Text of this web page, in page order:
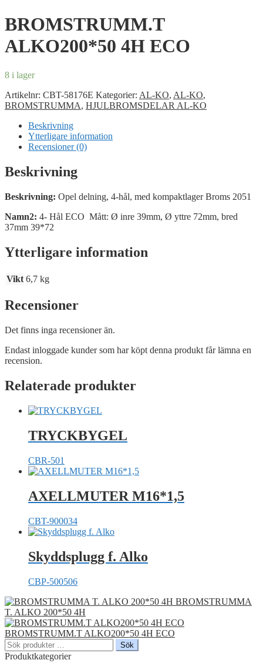
BROMSTRUMM.T
ALKO200*50 4H ECO
8 i lager
Artikelnr: CBT-58176E Kategorier: AL-KO, AL-KO,
BROMSTRUMMA, HJULBROMSDELAR AL-KO
Beskrivning
Ytterligare information
Recensioner (0)
Beskrivning
Beskrivning: Opel delning, 4-hål, med kompaktlager Broms 2051
Namn2: 4- Hål ECO Mått: Ø inre 39mm, Ø yttre 72mm, bred
37mm 39*72
Ytterligare information
Vikt 6,7 kg
Recensioner
Det finns inga recensioner än.
Endast inloggade kunder som har köpt denna produkt får lämna en
recension.
Relaterade produkter
TRYCKBYGEL
CBR-501
AXELLMUTER M16*1,5
CBT-900034
Skyddsplugg f. Alko
CBP-500506
BROMSTRUMMA
T. ALKO 200*50 4H
BROMSTRUMM.T ALKO200*50 4H ECO
Sök
efter:
Sök
Produktkategorier